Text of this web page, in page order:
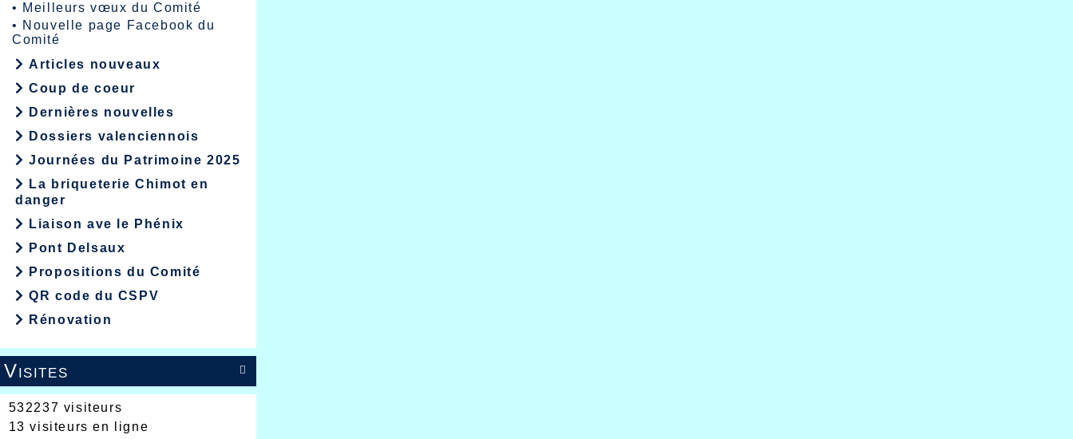
• Meilleurs vœux du Comité
• Nouvelle page Facebook du
Comité
Articles nouveaux
Coup de coeur
Dernières nouvelles
Dossiers valenciennois
Journées du Patrimoine 2025
La briqueterie Chimot en
danger
Liaison ave le Phénix
Pont Delsaux
Propositions du Comité
QR code du CSPV
Rénovation

Visites
532237 visiteurs
13 visiteurs en ligne